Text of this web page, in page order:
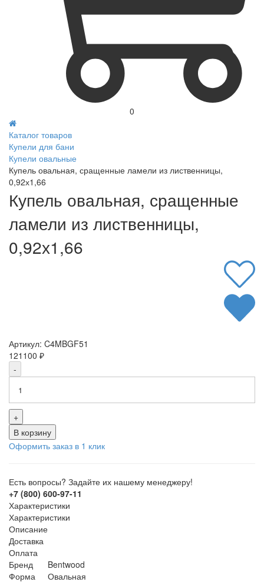
0
Каталог товаров
Купели для бани
Купели овальные
Купель овальная, сращенные ламели из лиственницы,
0,92х1,66
Купель овальная, сращенные
ламели из лиственницы,
0,92х1,66
Артикул: C4MBGF51
121100 ₽
-
+
В корзину
Оформить заказ в 1 клик
Есть вопросы? Задайте их нашему менеджеру!
+7 (800) 600-97-11
Характеристики
Характеристики
Описание
Доставка
Оплата
Бренд
Bentwood
Форма
Овальная